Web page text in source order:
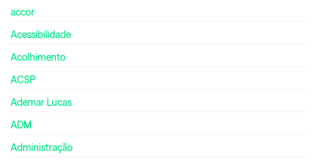
accor
Acessibilidade
Acolhimento
ACSP
Ademar Lucas
ADM
Administração